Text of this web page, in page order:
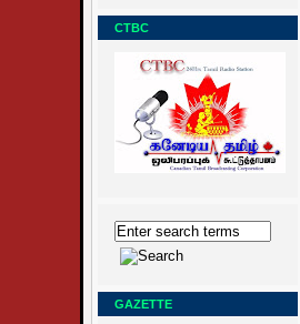
CTBC
GAZETTE